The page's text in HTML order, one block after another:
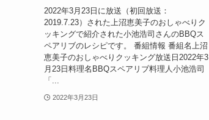
2022年3月23日に放送（初回放送：
2019.7.23）された上沼恵美子のおしゃべりク
ッキングで紹介された小池浩司さんのBBQス
ペアリブのレシピです。 番組情報 番組名上沼
恵美子のおしゃべりクッキング放送日2022年3
月23日料理名BBQスペアリブ料理人小池浩司
「...
2022年3月23日